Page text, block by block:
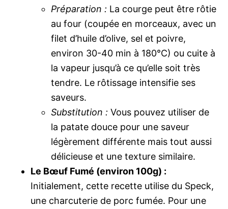
Préparation : La courge peut être rôtie
au four (coupée en morceaux, avec un
filet d’huile d’olive, sel et poivre,
environ 30-40 min à 180°C) ou cuite à
la vapeur jusqu’à ce qu’elle soit très
tendre. Le rôtissage intensifie ses
saveurs.
Substitution : Vous pouvez utiliser de
la patate douce pour une saveur
légèrement différente mais tout aussi
délicieuse et une texture similaire.
Le Bœuf Fumé (environ 100g) :
Initialement, cette recette utilise du Speck,
une charcuterie de porc fumée. Pour une